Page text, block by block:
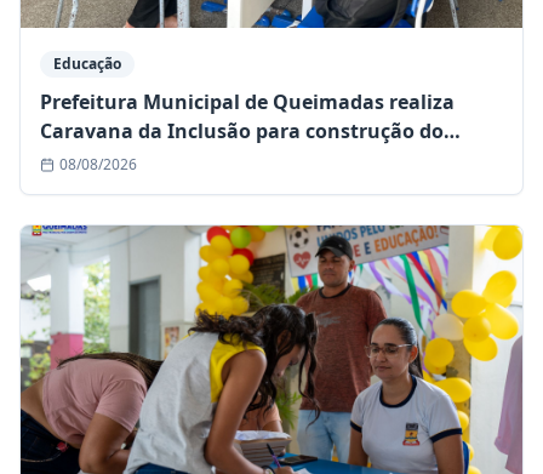
Educação
Prefeitura Municipal de Queimadas realiza
Caravana da Inclusão para construção do
Plano Educacional Individualizado (PEI)
08/08/2026